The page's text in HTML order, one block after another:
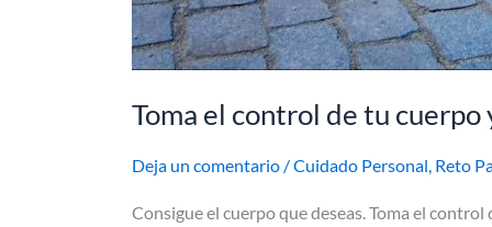
Toma el control de tu cuerpo
Deja un comentario /Cuidado Personal, Reto
Consigue el cuerpo que deseas. Toma el